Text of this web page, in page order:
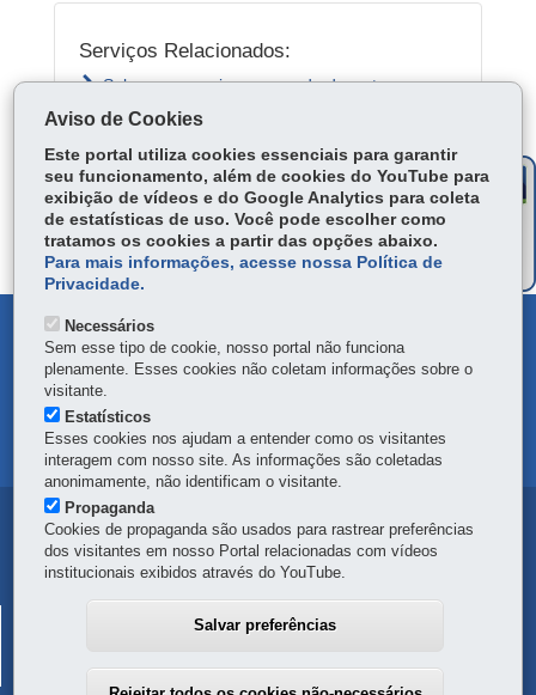
Serviços Relacionados:
Saber como agir em caso de desastres
ambientais
ÓRGÃO RESPONSÁVEL
DEIXE SUA OPINIÃO
MAPA DO SITE
DENUNCIE CORRUPÇÃO
Navegação
principal
SECRETARIA DA SEGURANÇA PÚBLICA
Aviso de Cookies
Este portal utiliza cookies essenciais para garantir
seu funcionamento, além de cookies do YouTube para
exibição de vídeos e do Google Analytics para coleta
de estatísticas de uso. Você pode escolher como
tratamos os cookies a partir das opções abaixo.
Para mais informações, acesse nossa Política de
Privacidade.
Necessários
Sem esse tipo de cookie, nosso portal não funciona
plenamente. Esses cookies não coletam informações sobre o
visitante.
Estatísticos
Esses cookies nos ajudam a entender como os visitantes
interagem com nosso site. As informações são coletadas
anonimamente, não identificam o visitante.
Propaganda
Cookies de propaganda são usados para rastrear preferências
dos visitantes em nosso Portal relacionadas com vídeos
institucionais exibidos através do YouTube.
Salvar preferências